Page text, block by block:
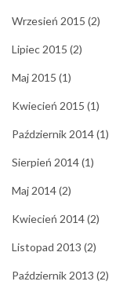
Wrzesień 2015 (2)
Lipiec 2015 (2)
Maj 2015 (1)
Kwiecień 2015 (1)
Październik 2014(1)
Sierpień 2014(1)
Maj 2014(2)
Kwiecień 2014(2)
Listopad 2013 (2)
Październik 2013 (2)